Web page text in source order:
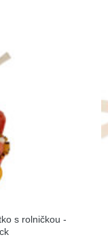
s rolničkou -